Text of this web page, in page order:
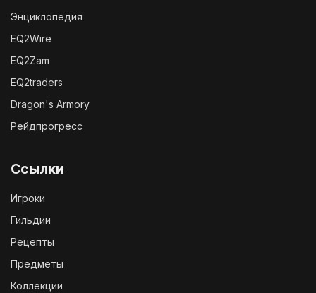
Энциклопедия
EQ2Wire
EQ2Zam
EQ2traders
Dragon's Armory
Рейдпрогресс
Ссылки
Игроки
Гильдии
Рецепты
Предметы
Коллекции